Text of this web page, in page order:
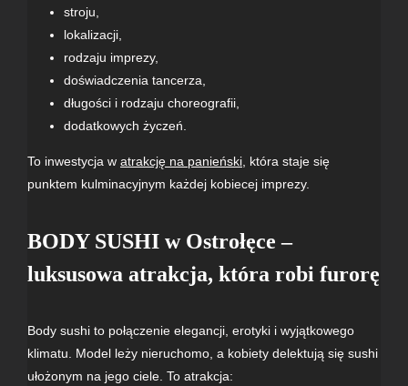
stroju,
lokalizacji,
rodzaju imprezy,
doświadczenia tancerza,
długości i rodzaju choreografii,
dodatkowych życzeń.
To inwestycja w atrakcję na panieński, która staje się
punktem kulminacyjnym każdej kobiecej imprezy.
BODY SUSHIw Ostrołęce –
luksusowa atrakcja, która robi furorę
Body sushito połączenie elegancji, erotyki i wyjątkowego
klimatu. Model leży nieruchomo, a kobiety delektują się sushi
ułożonym na jego ciele. To atrakcja: